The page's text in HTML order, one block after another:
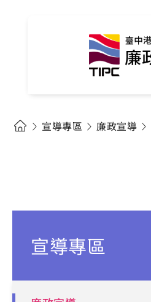
宣導專區 廉政宣導
宣導專區